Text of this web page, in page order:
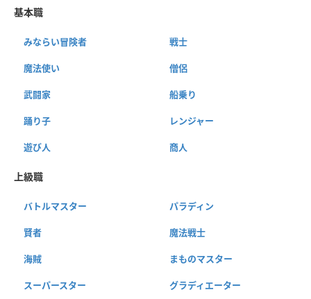
基本職
みならい冒険者 戦士
魔法使い 僧侶
武闘家 船乗り
踊り子 レンジャー
遊び人 商人
上級職
バトルマスター パラディン
賢者 魔法戦士
海賊 まものマスター
スーパースター グラディエーター